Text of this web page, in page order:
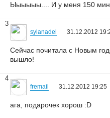
Ыыыыыы.... И у меня 150
3
sylanadel 31.12.2012
Сейчас почитала с Новым
вышло!
4
fremail 31.12.2012 19:25
ага, подарочек хорош :D